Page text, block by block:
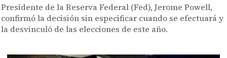
Presidente de la Reserva Federal (Fed), Jerome Powell,
confirmó la decisión sin especificar cuando se efectuará y
la desvinculó de las elecciones de este año.